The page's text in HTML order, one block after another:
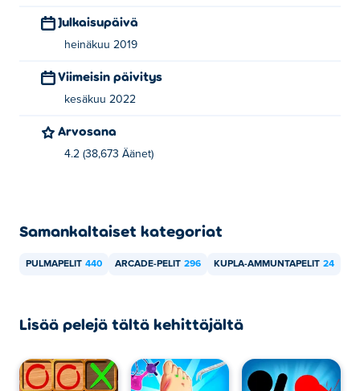
Julkaisupäivä
heinäkuu 2019
Viimeisin päivitys
kesäkuu 2022
Arvosana
4.2 (38,673 Äänet)
Samankaltaiset kategoriat
PULMAPELIT 440 ARCADE-PELIT 296 KUPLA-AMMUNTAPELIT 24
Lisää pelejä tältä kehittäjältä